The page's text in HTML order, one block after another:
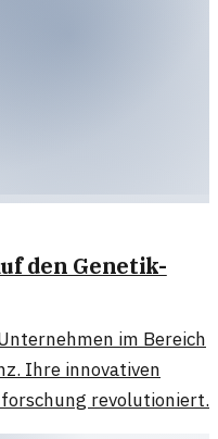
den Genetik-
im Bereich
Ihre innovativen
revolutioniert.